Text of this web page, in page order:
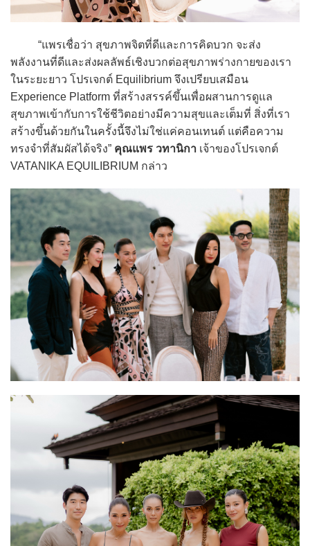
“แพรเชื่อว่า สุขภาพจิตที่ดีและการคิดบวก จะส่ง
พลังงานที่ดีและส่งผลลัพธ์เชิงบวกต่อสุขภาพร่างกายของเรา
ในระยะยาว โปรเจกต์ Equilibrium จึงเปรียบเสมือน
Experience Platform ที่สร้างสรรค์ขึ้นเพื่อผสานการดูแล
สุขภาพเข้ากับการใช้ชีวิตอย่างมีความสุขและเต็มที่ สิ่งที่เรา
สร้างขึ้นด้วยกันในครั้งนี้จึงไม่ใช่แค่คอนเทนต์ แต่คือความ
ทรงจำที่สัมผัสได้จริง” คุณแพร วทานิกา เจ้าของโปรเจกต์
VATANIKA EQUILIBRIUM กล่าว